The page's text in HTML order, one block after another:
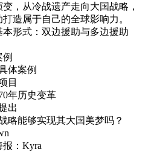
，从冷战遗产走向大国战略，
造属于自己的全球影响力。
本形式：双边援助与多边援助
体案例
目
年历史变革
出
略能够实现其大国美梦吗？
报：Kyra